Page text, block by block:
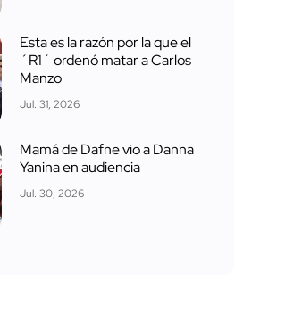
Esta es la razón por la que el
´R1´ ordenó matar a Carlos
Manzo
Jul. 31, 2026
Mamá de Dafne vio a Danna
Yanina en audiencia
Jul. 30, 2026